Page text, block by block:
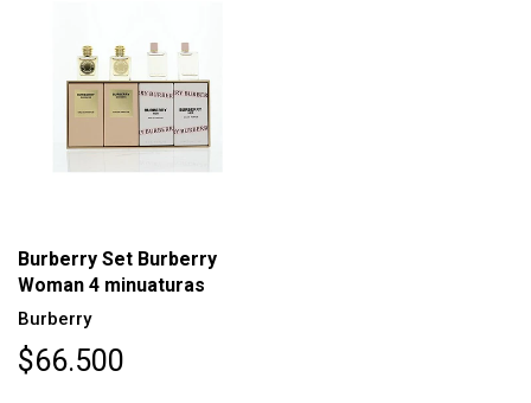
Burberry Set Burberry
Woman 4 minuaturas
Burberry
$66.500